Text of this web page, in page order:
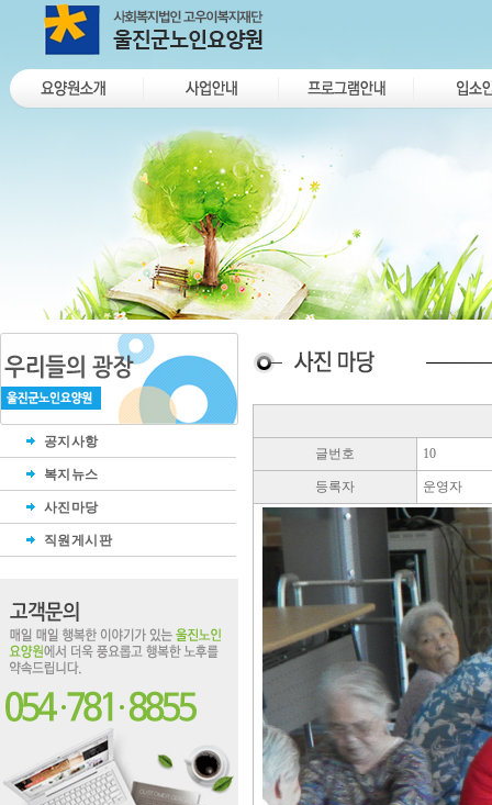
공지사항
복지뉴스
사진마당
직원게시판
글번호 10
등록자 운영자